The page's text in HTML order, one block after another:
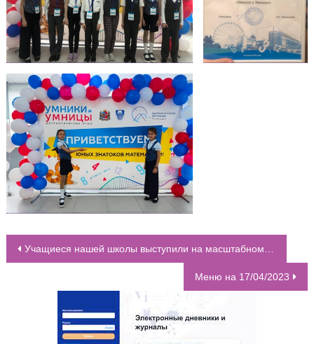
НАВИГАЦИЯ ПО ЗАПИСЯМ
Учащиеся нашей школы выступили на масштабном всероссийском хореографическом конкурсе искусства “Звезды над Москвой”
Меню на 17/04/2023